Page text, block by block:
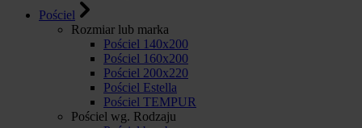
Pościel
Rozmiar lub marka
Pościel 140x200
Pościel 160x200
Pościel 200x220
Pościel Estella
Pościel TEMPUR
Pościel wg. Rodzaju